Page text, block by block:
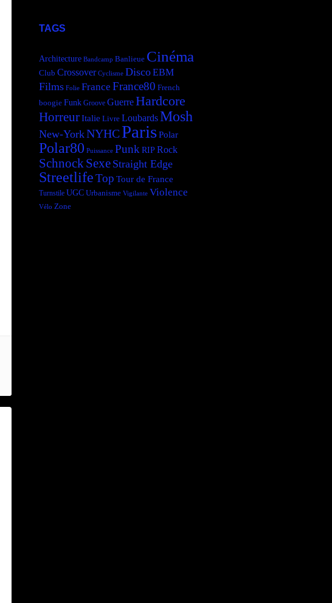
TAGS
Architecture Bandcamp Banlieue Cinéma
Club Crossover Cyclisme DiscoEBM
Films Folie France France80 French
boogie Funk Groove GuerreHardcore
HorreurItalie Livre LoubardsMosh
New-YorkNYHCParisPolar
Polar80 Puissance Punk RIPRock
Schnock Sexe Straight Edge
StreetlifeTop Tour de France
Turnstile UGC Urbanisme Vigilante Violence
Vélo Zone